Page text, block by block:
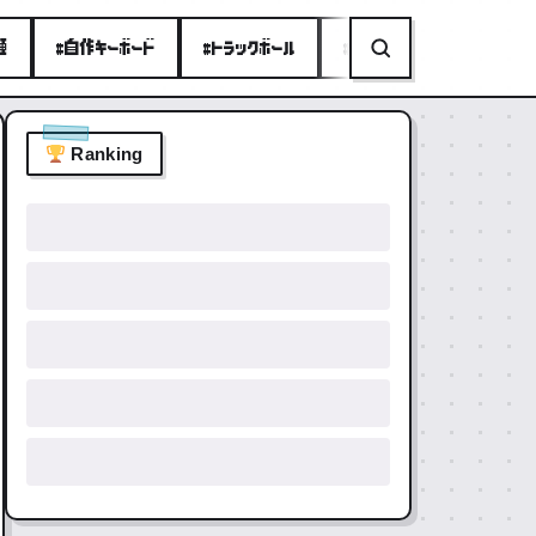
#自作キーボード #トラックボール #ミニPC
Ranking